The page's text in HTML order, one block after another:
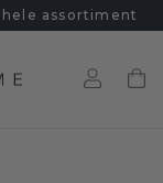
hele assortiment